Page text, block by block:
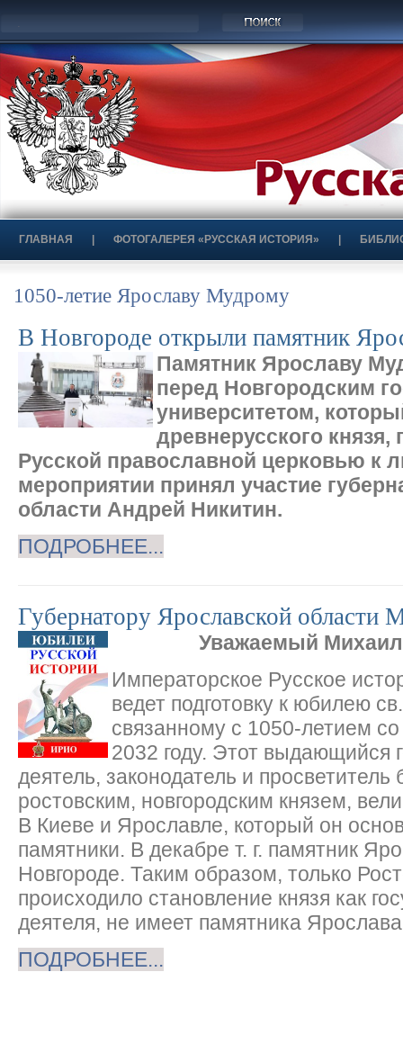
ГЛАВНАЯ ФОТОГАЛЕРЕЯ «РУССКАЯ ИСТОРИЯ»
1050-летие Ярославу Мудрому
В Новгороде открыли памятник
Памятник Ярославу
перед Новгородским
университетом,
древнерусского князя,
Русской православной церковью к
мероприятии принял участие
области Андрей Никитин.
ПОДРОБНЕЕ...
Губернатору Ярославской области
Уважаемый
Императорское Русское
ведет подготовку к юбилею
связанному с 1050-летием
2032 году. Этот выдающийся
деятель, законодатель и
ростовским, новгородским князем,
В Киеве и Ярославле, который он
памятники. В декабре т. г. памятник
Новгороде. Таким образом, только
происходило становление князя как
деятеля, не имеет памятника
ПОДРОБНЕЕ...